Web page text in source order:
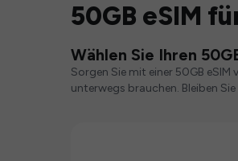
50GB eSIM
Wählen Sie Ihren
Sorgen Sie mit einer 50GB
unterwegs brauchen. Bleiben